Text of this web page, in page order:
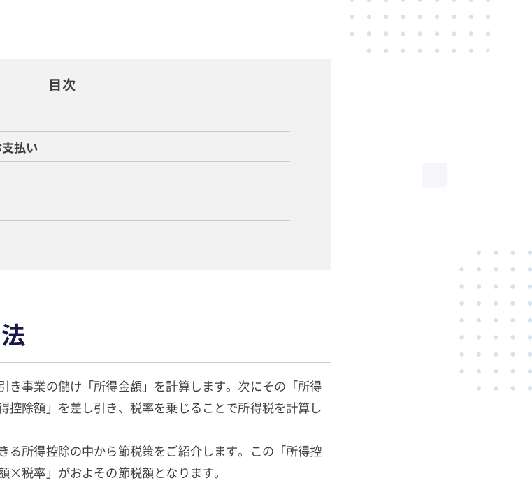
目次
払い
き事業の儲け「所得金額」を計算します。次にその「所得
控除額」を差し引き、税率を乗じることで所得税を計算し
る所得控除の中から節税策をご紹介します。この「所得控
×税率」がおよその節税額となります。